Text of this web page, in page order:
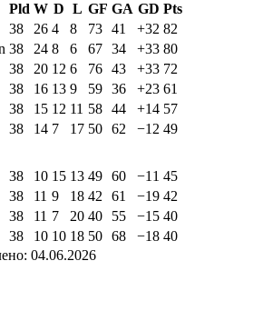
Pld W D L GF GA GD Pts
38 26 4 8 73 41 +32 82
38 24 8 6 67 34 +33 80
38 20 12 6 76 43 +33 72
38 16 13 9 59 36 +23 61
38 15 12 11 58 44 +14 57
38 14 7 17 50 62 −12 49
38 10 15 13 49 60 −11 45
38 11 9 18 42 61 −19 42
38 11 7 20 40 55 −15 40
38 10 10 18 50 68 −18 40
04.06.2026